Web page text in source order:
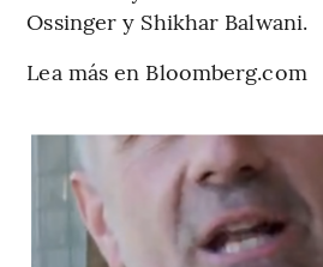
Ossinger y Shikhar Balwani.
Lea más en Bloomberg.com